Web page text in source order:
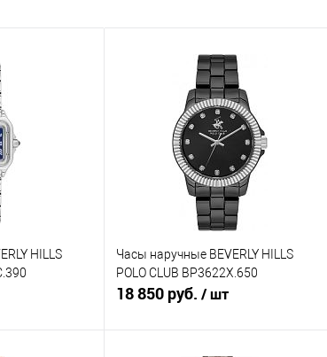
HILLS
Часы наручные BEVERLY HILLS
POLO CLUB BP3622X.650
18 850 руб. / шт